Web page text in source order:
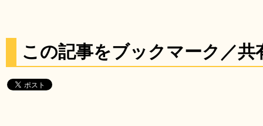
この記事をブックマーク／共